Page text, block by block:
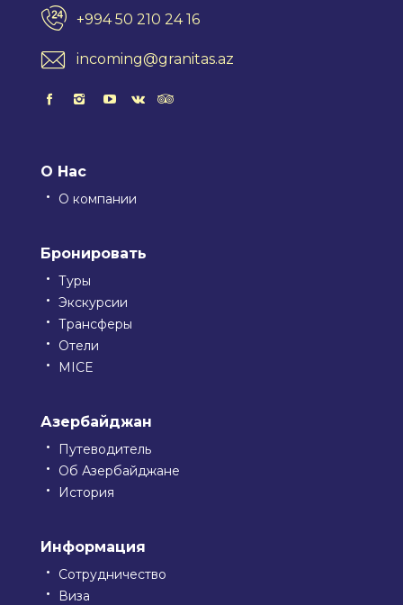
+994 50 210 24 16
incoming@granitas.az
О Нас
О компании
Бронировать
Туры
Экскурсии
Трансферы
Отели
MICE
Азербайджан
Путеводитель
Об Азербайджане
История
Информация
Сотрудничество
Виза